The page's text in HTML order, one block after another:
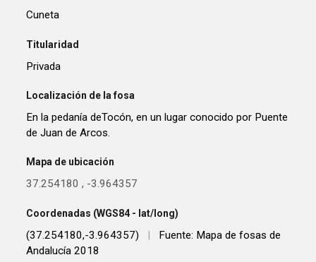
Cuneta
Titularidad
Privada
Localización de la fosa
En la pedanía deTocón, en un lugar conocido por Puente
de Juan de Arcos.
Mapa de ubicación
37.254180 , -3.964357
Coordenadas (WGS84 - lat/long)
(37.254180,-3.964357) |
Fuente: Mapa de fosas de
Andalucía 2018